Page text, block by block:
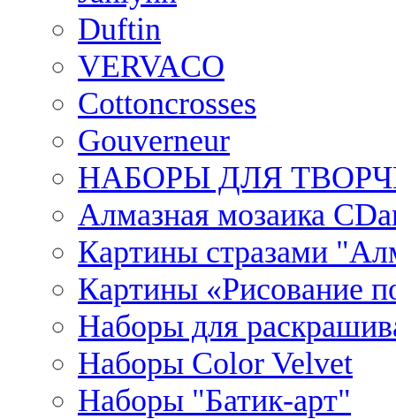
Duftin
VERVACO
Cottoncrosses
Gouverneur
НАБОРЫ ДЛЯ
Алмазная мозаика
Картины стразами
Картины «Рисование
Наборы для
Наборы Сolor Velvet
Наборы "Батик-арт"